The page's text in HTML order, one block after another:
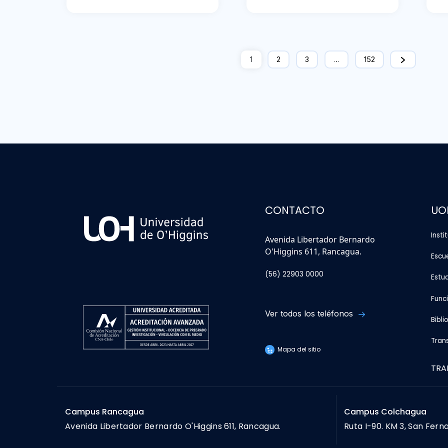
1 2 3 … 152
CONTACTO
Avenida Libertador Bernardo
O'Higgins 611, Rancagua.
(56) 22903 0000
Ver todos los teléfonos
Mapa del sitio
Campus Rancagua
Avenida Libertador Bernardo O'Higgins 611, Rancagua.
Campus Colchagua
Ruta I-90. KM 3, San